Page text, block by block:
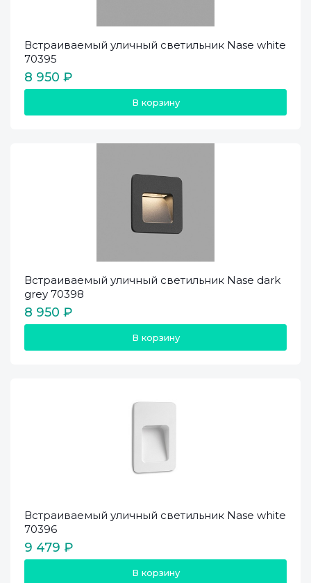
Встраиваемый уличный светильник Nase white
70395
8 950 ₽
В корзину
Встраиваемый уличный светильник Nase dark
grey 70398
8 950 ₽
В корзину
Встраиваемый уличный светильник Nase white
70396
9 479 ₽
В корзину